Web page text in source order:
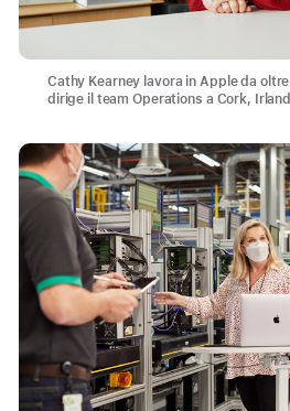
Cathy Kearney lavora in Apple da
dirige il team Operations a Cork,